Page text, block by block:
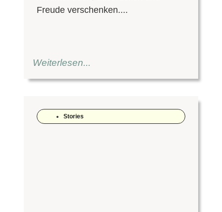
Freude verschenken....
Weiterlesen...
Stories